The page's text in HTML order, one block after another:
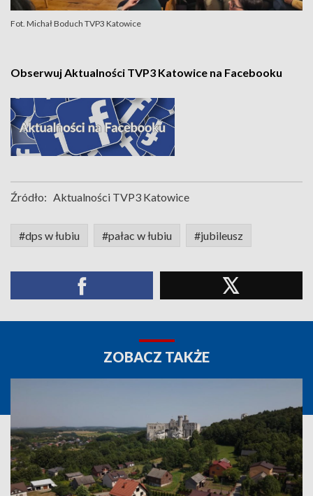
Fot. Michał Boduch TVP3 Katowice
Obserwuj Aktualności TVP3 Katowice na Facebooku
Źródło: Aktualności TVP3 Katowice
#dps w łubiu #pałac w łubiu #jubileusz
ZOBACZ TAKŻE